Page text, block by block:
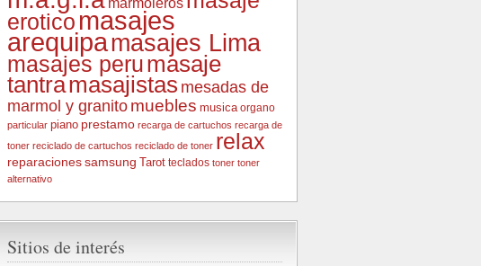
marmoleros
erotico masajes
arequipamasajes Lima
masajes perumasaje
tantramasajistas mesadas de
marmol y granito muebles musica organo
particular piano prestamo recarga de cartuchos recarga de
toner reciclado de cartuchos reciclado de toner relax
reparaciones samsung Tarot teclados toner toner
alternativo
Sitios de interés